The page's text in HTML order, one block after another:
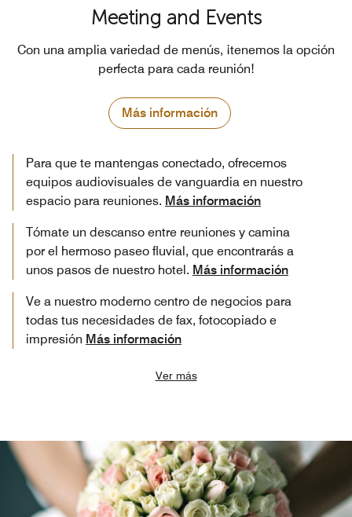
Meeting and Events
Con una amplia variedad de menús, ¡tenemos la opción
perfecta para cada reunión!
Más información
Para que te mantengas conectado, ofrecemos
equipos audiovisuales de vanguardia en nuestro
espacio para reuniones. Más información
Tómate un descanso entre reuniones y camina
por el hermoso paseo fluvial, que encontrarás a
unos pasos de nuestro hotel. Más información
Ve a nuestro moderno centro de negocios para
todas tus necesidades de fax, fotocopiado e
impresión Más información
Ver más